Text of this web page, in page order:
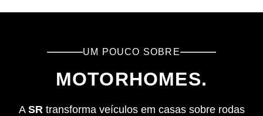
UM POUCO SOBRE
MOTORHOMES.
A SRtransforma veículos em casas sobre rodas